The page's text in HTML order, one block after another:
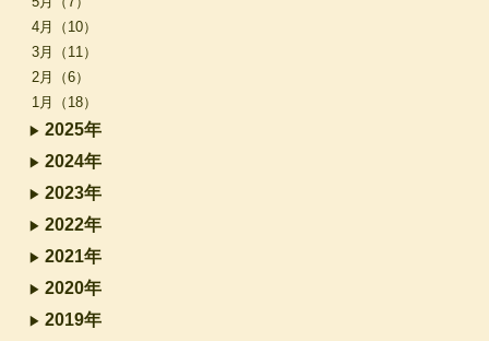
4月（10）
3月（11）
2月（6）
1月（18）
2025年
2024年
2023年
2022年
2021年
2020年
2019年